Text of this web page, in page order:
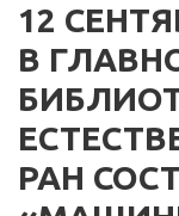
12
В
РАН